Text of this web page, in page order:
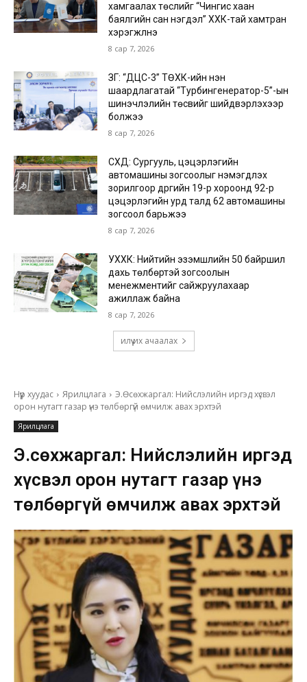
хамгаалах төслийг “Чингис хаан
баялгийн сан нэгдэл” ХХК-тай хамтран
хэрэгжүүлнэ
8 сар 7, 2026
ЗГ: “ДЦС-3” ТӨХК-ийн нэн
шаардлагатай “Турбингенератор-5”-ын
шинэчлэлийн төсвийг шийдвэрлэхээр
болжээ
8 сар 7, 2026
СХД: Сургууль, цэцэрлэгийн
автомашины зогсоолыг нэмэгдүүлэх
зорилгоор дүүргийн 19-р хороонд 92-р
цэцэрлэгийн урд талд 62 автомашины
зогсоол барьжээ
8 сар 7, 2026
УХХК: Нийтийн эзэмшлийн 50 байршил
дахь төлбөртэй зогсоолын
менежментийг сайжруулахаар
ажиллаж байна
8 сар 7, 2026
илүү их ачаалах